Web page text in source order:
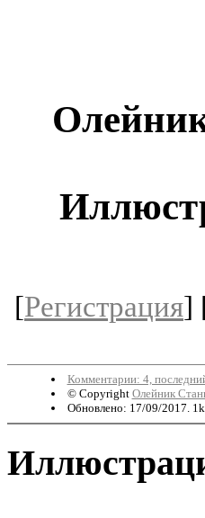
[Регистрация]
Комментарии: 4,
© Copyright Олейник
Обновлено: 17/09/2017. 1k.